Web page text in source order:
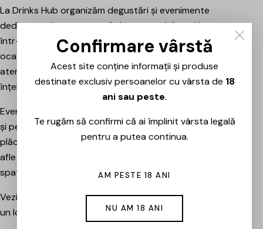
La Drinks Hub organizăm degustări și evenimente
dedicate celor care vor să descopere băuturi bune
într-o atmosferă relaxată. Fiecare întâlnire este o
ocazie de a explora vinuri, spumante sau alte băuturi
atent alese, prezentate și explicate pe scurt pentru a
înțelege mai bine stilul, originea și caracterul fiecăruia.
Evenimentele sunt potrivite atât pentru pasionați, cât
și pentru cei care vor pur și simplu să petreacă o seară
plăcută între prieteni, să descopere băuturi noi și să
afle mai multe despre cramele sau producătorii din
spatele lor.
Vezi evenimentele organizate de Drinks Hub și rezervă
un loc la următoarea degustare.
Confirmare vârstă
Acest site conține informații și produse
destinate exclusiv persoanelor cu vârsta de 18
ani sau peste.
Te rugăm să confirmi că ai împlinit vârsta legală
pentru a putea continua.
AM PESTE 18 ANI
NU AM 18 ANI